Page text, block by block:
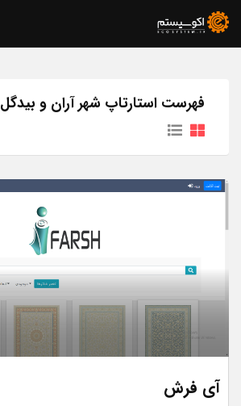
فهرست استارتاپ شهر آران و بیدگل
آی فرش